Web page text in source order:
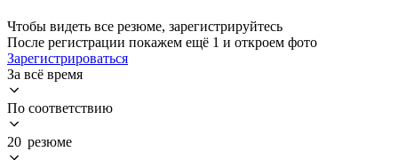
Чтобы видеть все резюме, зарегистрируйтесь
После регистрации покажем ещё 1 и откроем фото
Зарегистрироваться
За всё время
По соответствию
20 резюме